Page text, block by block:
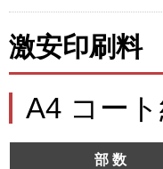
激安印刷料
A4 コー
部 数